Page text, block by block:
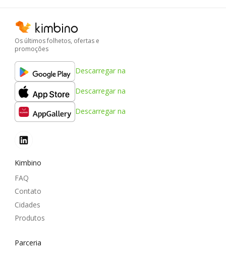
Os últimos folhetos, ofertas e
promoções
Descarregar na
Descarregar na
Descarregar na
Kimbino
FAQ
Contato
Cidades
Produtos
Parceria